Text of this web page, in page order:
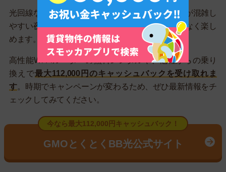
光回線ならではの通信速度の速さが強みで、回線が混雑し
やすい夜間や休日でもインターネットをストレスなく楽し
めます。
高性能Wi-Fiルーターの無料レンタルや、他社からの乗り
換えで最大112,000円のキャッシュバックを受け取れま
す。時期でキャンペーンが変わるため、ぜひ最新情報をチ
ェックしてみてください。
今なら最大112,000円キャッシュバック！
GMOとくとくBB光公式サイト